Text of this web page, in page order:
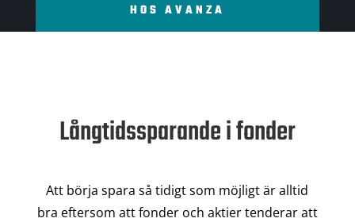
HOS AVANZA
Långtidssparande i fonder
Att börja spara så tidigt som möjligt är alltid
bra eftersom att fonder och aktier tenderar att